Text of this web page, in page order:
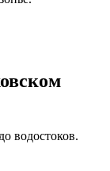
водостоков.